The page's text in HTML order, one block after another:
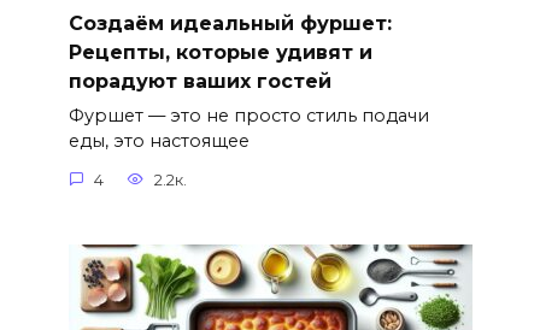
Создаём идеальный фуршет:
Рецепты, которые удивят и
порадуют ваших гостей
Фуршет — это не просто стиль подачи
еды, это настоящее
4 2.2к.